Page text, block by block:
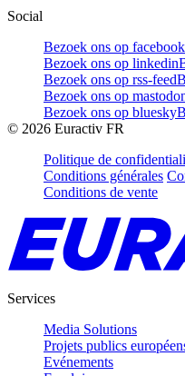
Social
Bezoek ons op facebook
Bezoek ons op linkedin
Bezoek ons op rss-feed
Bezoek ons op
Bezoek ons op bluesky
© 2026 Euractiv FR
Politique de
Conditions générales
Conditions de vente
Services
Media Solutions
Projets publics
Evénements